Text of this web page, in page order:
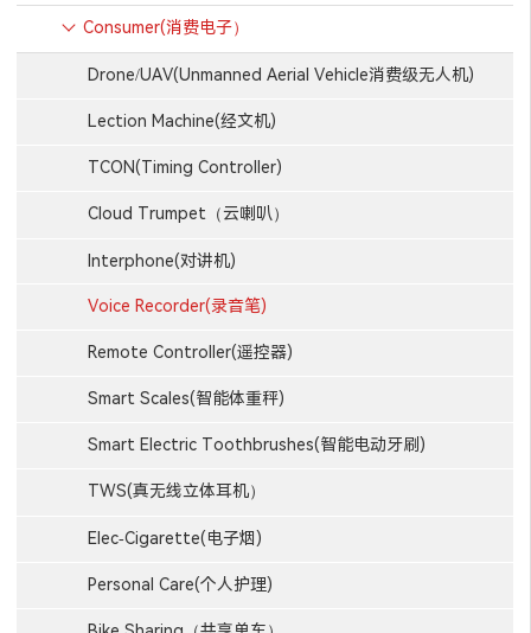
Consumer(消费电子）
Drone/UAV(Unmanned Aerial Vehicle消费级无人机)
Lection Machine(经文机)
TCON(Timing Controller)
Cloud Trumpet（云喇叭）
Interphone(对讲机)
Voice Recorder(录音笔)
Remote Controller(遥控器)
Smart Scales(智能体重秤)
Smart Electric Toothbrushes(智能电动牙刷)
TWS(真无线立体耳机）
Elec-Cigarette(电子烟)
Personal Care(个人护理)